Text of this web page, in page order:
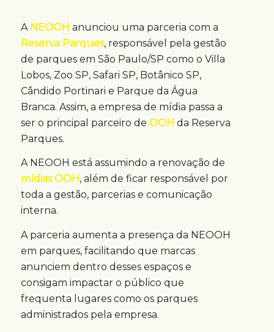
A NEOOH anunciou uma parceria com a
Reserva Parques, responsável pela gestão
de parques em São Paulo/SP como o Villa
Lobos, Zoo SP, Safari SP, Botânico SP,
Cândido Portinari e Parque da Água
Branca. Assim, a empresa de mídia passa a
ser o principal parceiro de OOH da Reserva
Parques.
A NEOOH está assumindo a renovação de
mídias OOH , além de ficar responsável por
toda a gestão, parcerias e comunicação
interna.
A parceria aumenta a presença da NEOOH
em parques, facilitando que marcas
anunciem dentro desses espaços e
consigam impactar o público que
frequenta lugares como os parques
administrados pela empresa.